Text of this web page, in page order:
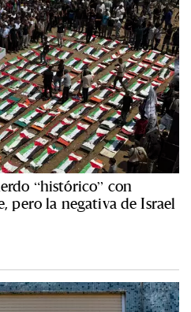
“histórico” con
pero la negativa de Israel